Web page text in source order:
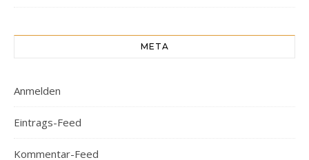
META
Anmelden
Eintrags-Feed
Kommentar-Feed